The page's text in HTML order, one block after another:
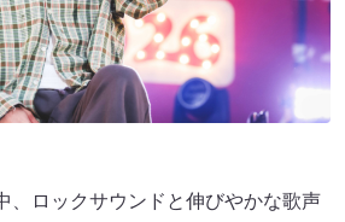
、ロックサウンドと伸びやかな歌声